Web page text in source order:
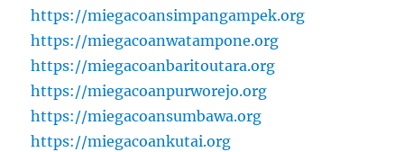
https://miegacoansimpangampek.org
https://miegacoanwatampone.org
https://miegacoanbaritoutara.org
https://miegacoanpurworejo.org
https://miegacoansumbawa.org
https://miegacoankutai.org